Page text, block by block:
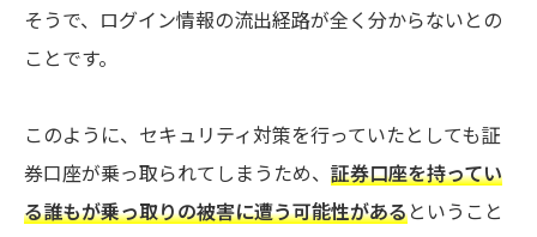
そうで、ログイン情報の流出経路が全く分からないとの
ことです。
このように、セキュリティ対策を行っていたとしても証
券口座が乗っ取られてしまうため、 証券口座を持ってい
る誰もが乗っ取りの被害に遭う可能性があるということ